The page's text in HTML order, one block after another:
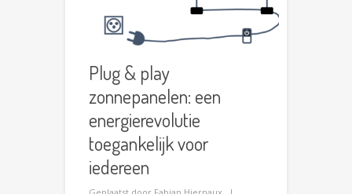
Plug & play
zonnepanelen: een
energierevolutie
toegankelijk voor
iedereen